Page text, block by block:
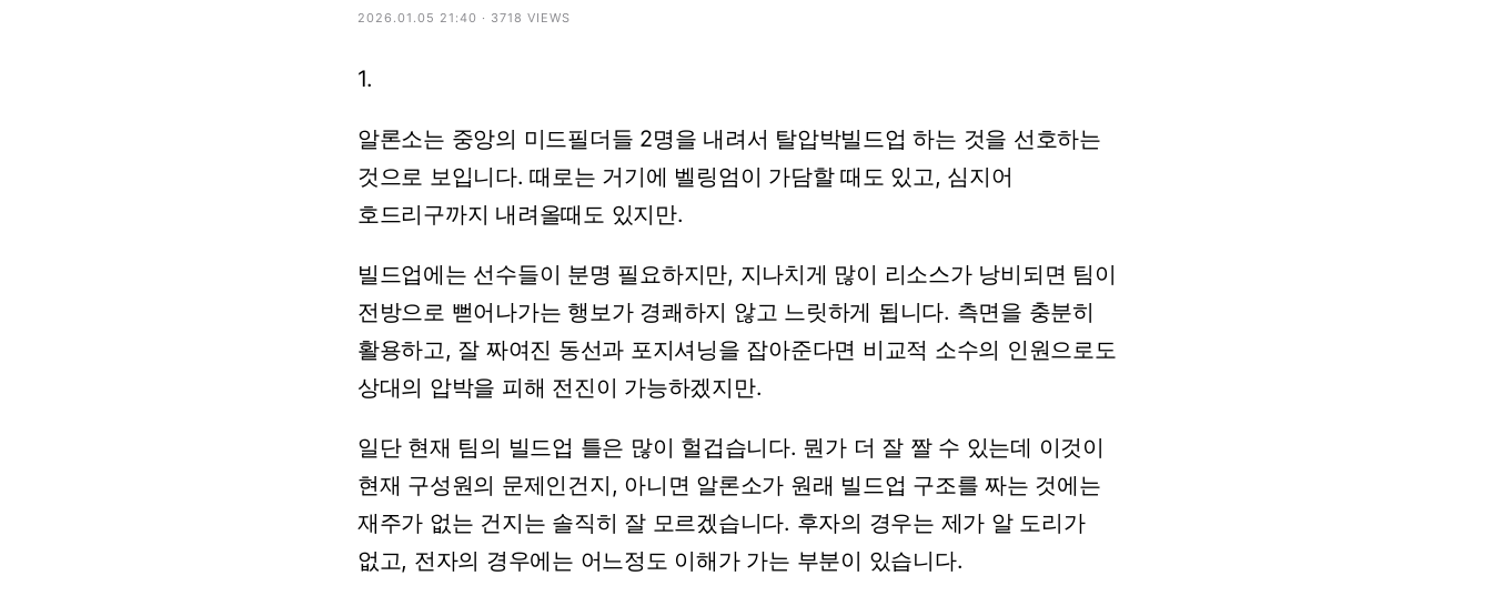
2026.01.05 21:40 · 3718 VIEWS
1.
알론소는 중앙의 미드필더들 2명을 내려서 탈압박빌드업 하는 것을 선호하는
것으로 보입니다. 때로는 거기에 벨링엄이 가담할 때도 있고, 심지어
호드리구까지 내려올때도 있지만.
빌드업에는 선수들이 분명 필요하지만, 지나치게 많이 리소스가 낭비되면 팀이
전방으로 뻗어나가는 행보가 경쾌하지 않고 느릿하게 됩니다. 측면을 충분히
활용하고, 잘 짜여진 동선과 포지셔닝을 잡아준다면 비교적 소수의 인원으로도
상대의 압박을 피해 전진이 가능하겠지만.
일단 현재 팀의 빌드업 틀은 많이 헐겁습니다. 뭔가 더 잘 짤 수 있는데 이것이
현재 구성원의 문제인건지, 아니면 알론소가 원래 빌드업 구조를 짜는 것에는
재주가 없는 건지는 솔직히 잘 모르겠습니다. 후자의 경우는 제가 알 도리가
없고, 전자의 경우에는 어느정도 이해가 가는 부분이 있습니다.